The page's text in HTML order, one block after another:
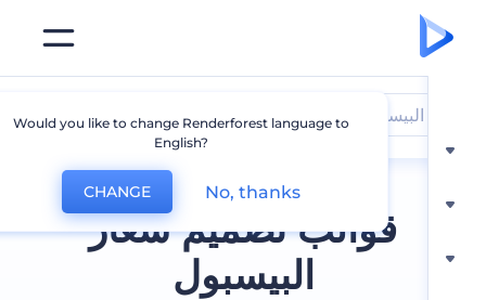
قوالب تصميم شعار
البيسبول
البيسبول
Would you like to change Renderforest language to
CHANGE No, thanks